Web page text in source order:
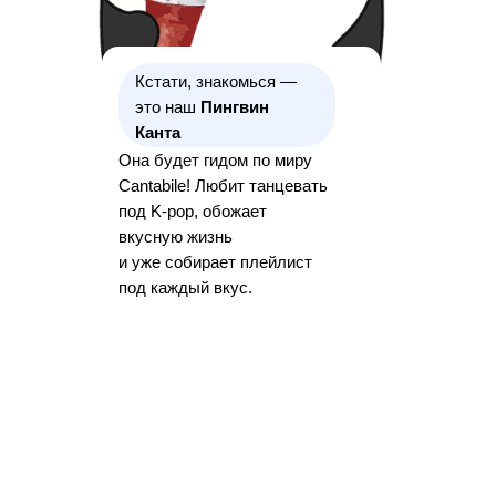
Кстати, знакомься —
это наш Пингвин
Канта
Она будет гидом по миру
Cantabile! Любит танцевать
под K-pop, обожает
вкусную жизнь
и уже собирает плейлист
под каждый вкус.